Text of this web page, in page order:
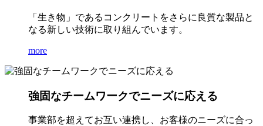
「生き物」であるコンクリートをさらに良質な製品と
なる新しい技術に取り組んでいます。
more
強固なチームワークでニーズに応える
事業部を超えてお互い連携し、お客様のニーズに合っ